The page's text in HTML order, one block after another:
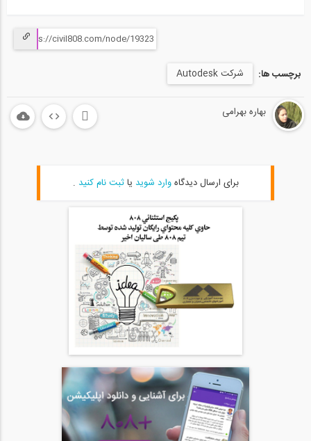
برچسب ها: شرکت Autodesk
بهاره بهرامی
برای ارسال دیدگاهوارد شوید یاثبت نام کنید .